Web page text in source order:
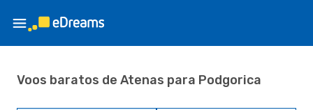
Voos baratos de Atenas para Podgorica